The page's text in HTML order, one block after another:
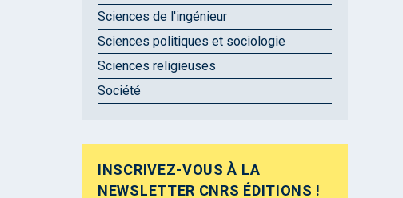
Sciences de l'ingénieur
Sciences politiques et sociologie
Sciences religieuses
Société
INSCRIVEZ-VOUS À LA
NEWSLETTER CNRS ÉDITIONS !